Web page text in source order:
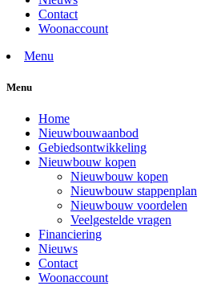
Contact
Woonaccount
Menu
Menu
Home
Nieuwbouwaanbod
Gebiedsontwikkeling
Nieuwbouw kopen
Nieuwbouw kopen
Nieuwbouw stappenplan
Nieuwbouw voordelen
Veelgestelde vragen
Financiering
Nieuws
Contact
Woonaccount